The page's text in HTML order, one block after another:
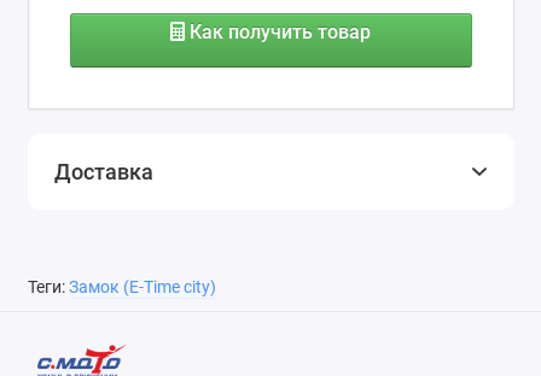
Как получить товар
Доставка
Теги:Замок (E-Time city)